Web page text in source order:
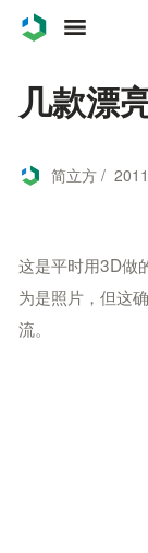
联系
博客
几款漂
简立方 /
这是平时用3D做
为是照片，但这
流。